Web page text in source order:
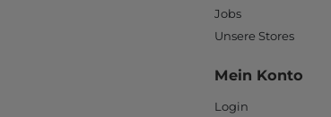
Jobs
Unsere Stores
Mein Konto
Login